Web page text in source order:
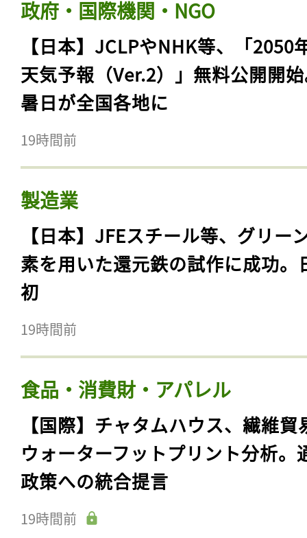
政府・国際機関・NGO
【日本】JCLPやNHK等、「2050
天気予報（Ver.2）」無料公開開
暑日が全国各地に
19時間前
製造業
【日本】JFEスチール等、グリー
素を用いた還元鉄の試作に成功。
初
19時間前
食品・消費財・アパレル
【国際】チャタムハウス、繊維貿
ウォーターフットプリント分析。
政策への統合提言
19時間前